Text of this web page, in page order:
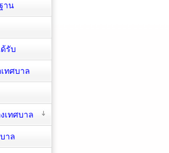
าน
รับ
ทศบาล
เทศบาล
าล